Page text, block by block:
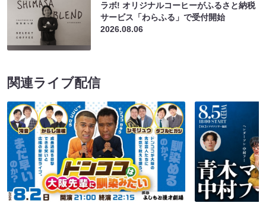
ラボ! オリジナルコーヒーがふるさと納税
サービス「わらふる」で受付開始
2026.08.06
関連ライブ配信